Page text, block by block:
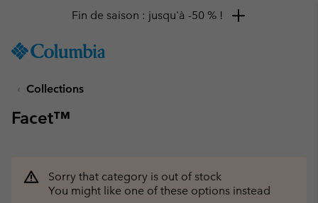
TO
SKIP
MAIN
TO
SEARCH
Fin de saison : jusqu'à -50 % !
Collections
Facet™
Sorry that category is out of stock
You might like one of these options instead